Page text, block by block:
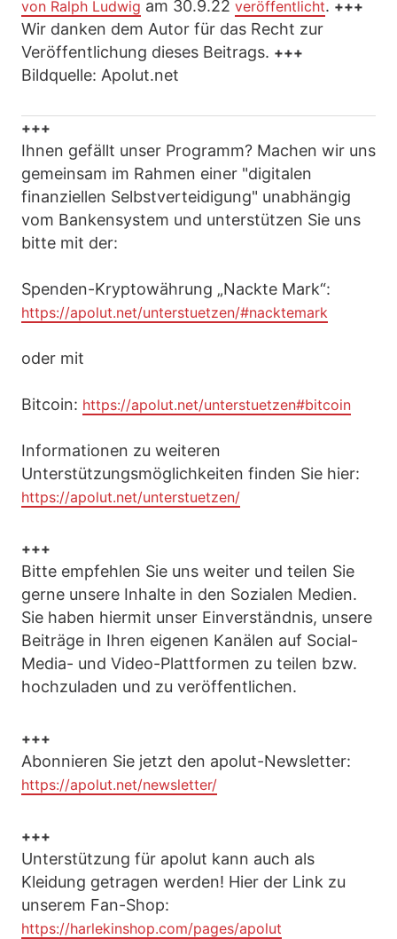
von Ralph Ludwig am 30.9.22 veröffentlicht. +++
Wir danken dem Autor für das Recht zur
Veröffentlichung dieses Beitrags. +++
Bildquelle: Apolut.net
+++
Ihnen gefällt unser Programm? Machen wir uns
gemeinsam im Rahmen einer "digitalen
finanziellen Selbstverteidigung" unabhängig
vom Bankensystem und unterstützen Sie uns
bitte mit der:
Spenden-Kryptowährung „Nackte Mark“:
https://apolut.net/unterstuetzen/#nacktemark
oder mit
Bitcoin: https://apolut.net/unterstuetzen#bitcoin
Informationen zu weiteren
Unterstützungsmöglichkeiten finden Sie hier:
https://apolut.net/unterstuetzen/
+++
Bitte empfehlen Sie uns weiter und teilen Sie
gerne unsere Inhalte in den Sozialen Medien.
Sie haben hiermit unser Einverständnis, unsere
Beiträge in Ihren eigenen Kanälen auf Social-
Media- und Video-Plattformen zu teilen bzw.
hochzuladen und zu veröffentlichen.
+++
Abonnieren Sie jetzt den apolut-Newsletter:
https://apolut.net/newsletter/
+++
Unterstützung für apolut kann auch als
Kleidung getragen werden! Hier der Link zu
unserem Fan-Shop:
https://harlekinshop.com/pages/apolut